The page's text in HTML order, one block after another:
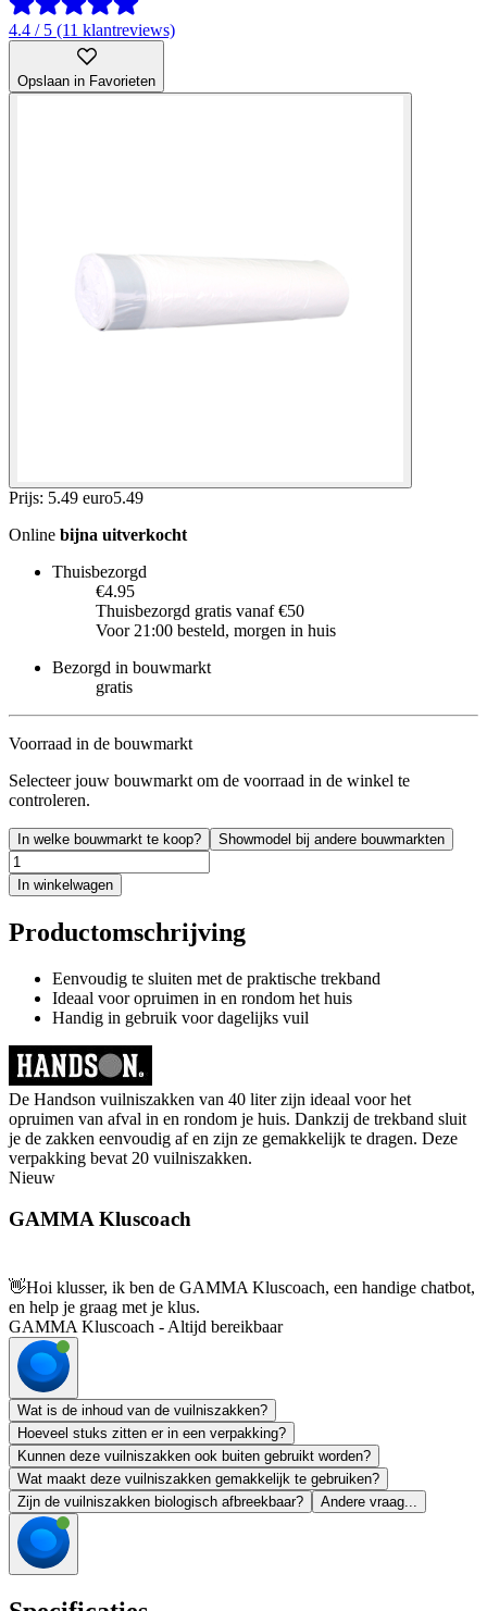
4.4 / 5 (11 klantreviews)
Opslaan in Favorieten
Prijs: 5.49 euro5.49
Online bijna uitverkocht
Thuisbezorgd
€4.95
Thuisbezorgd gratis vanaf €50
Voor 21:00 besteld, morgen in huis
Bezorgd in bouwmarkt
gratis
Voorraad in de bouwmarkt
Selecteer jouw bouwmarkt om de voorraad in de winkel te
controleren.
In welke bouwmarkt te koop? Showmodel bij andere bouwmarkten
In winkelwagen
Productomschrijving
Eenvoudig te sluiten met de praktische trekband
Ideaal voor opruimen in en rondom het huis
Handig in gebruik voor dagelijks vuil
De Handson vuilniszakken van 40 liter zijn ideaal voor het
opruimen van afval in en rondom je huis. Dankzij de trekband sluit
je de zakken eenvoudig af en zijn ze gemakkelijk te dragen. Deze
verpakking bevat 20 vuilniszakken.
Nieuw
GAMMA Kluscoach
👋Hoi klusser, ik ben de GAMMA Kluscoach, een handige chatbot,
en help je graag met je klus.
GAMMA Kluscoach - Altijd bereikbaar
Wat is de inhoud van de vuilniszakken?
Hoeveel stuks zitten er in een verpakking?
Kunnen deze vuilniszakken ook buiten gebruikt worden?
Wat maakt deze vuilniszakken gemakkelijk te gebruiken?
Zijn de vuilniszakken biologisch afbreekbaar?
Andere vraag...